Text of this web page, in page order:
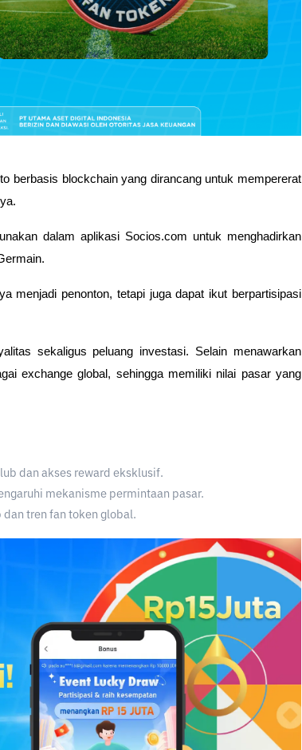
berbasis blockchain yang dirancang untuk mempererat
dalam aplikasi Socios.com untuk menghadirkan
menjadi penonton, tetapi juga dapat ikut berpartisipasi
sekaligus peluang investasi. Selain menawarkan
exchange global, sehingga memiliki nilai pasar yang
dan akses reward eksklusif.
mekanisme permintaan pasar.
tren fan token global.